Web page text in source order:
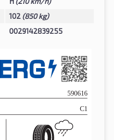
102 (850 kg)
0029142839255